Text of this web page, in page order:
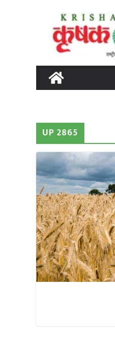
content
UP 2865